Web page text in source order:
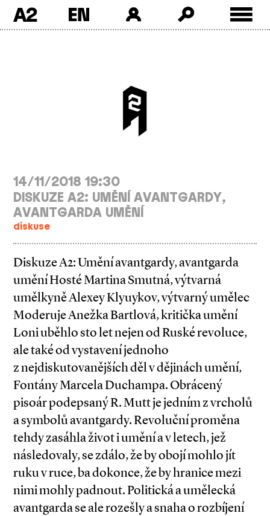
A2
14/11/2018 19:30
DISKUZE A2: UMĚNÍ AVANTGARDY,
AVANTGARDA UMĚNÍ
diskuse
Diskuze A2: Umění avantgardy, avantgarda
umění Hosté Martina Smutná, výtvarná
umělkyně Alexey Klyuykov, výtvarný umělec
Moderuje Anežka Bartlová, kritička umění
Loni uběhlo sto let nejen od Ruské revoluce,
ale také od vystavení jednoho
z nejdiskutovanějších děl v dějinách umění,
Fontány Marcela Duchampa. Obrácený
pisoár podepsaný R. Mutt je jedním z vrcholů
a symbolů avantgardy. Revoluční proměna
tehdy zasáhla život i umění a v letech, jež
následovaly, se zdálo, že by obojí mohlo jít
ruku v ruce, ba dokonce, že by hranice mezi
nimi mohly padnout. Politická a umělecká
avantgarda se ale rozešly a snaha o rozbíjení